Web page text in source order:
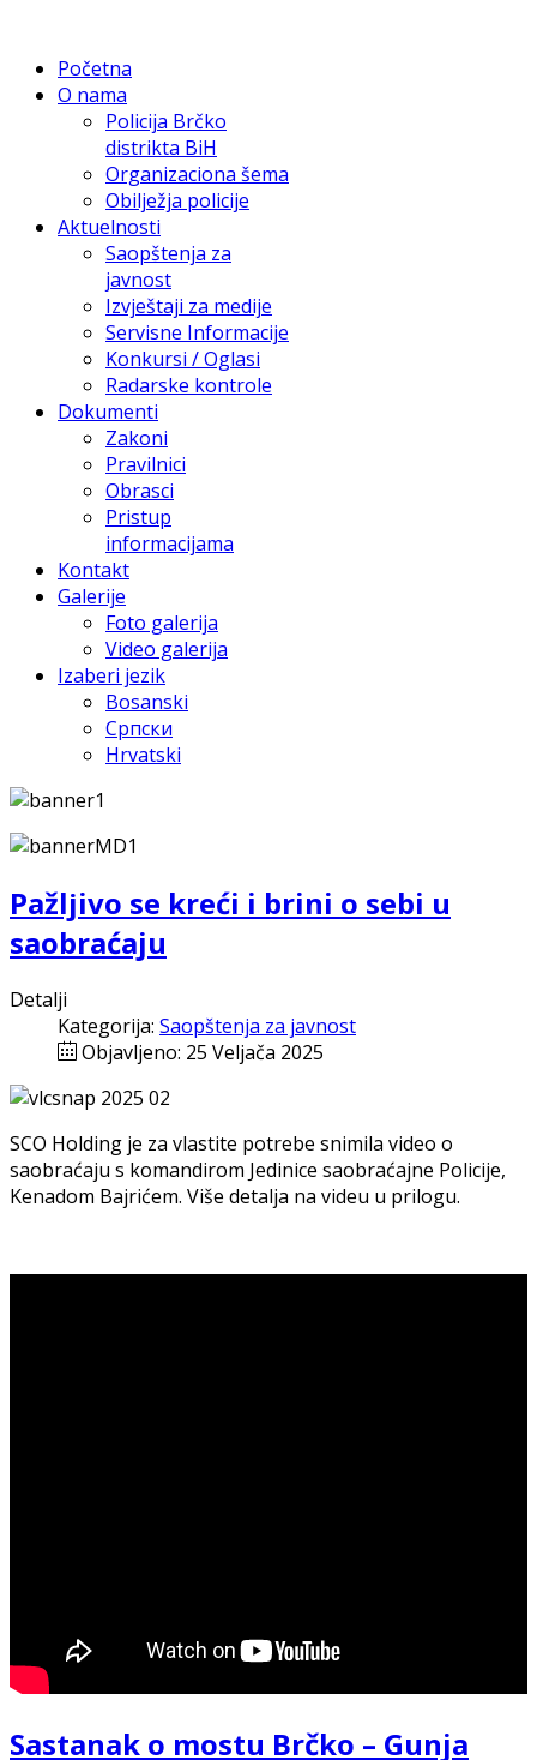
Početna
O nama
Policija Brčko
distrikta BiH
Organizaciona šema
Obilježja policije
Aktuelnosti
Saopštenja za
javnost
Izvještaji za medije
Servisne Informacije
Konkursi / Oglasi
Radarske kontrole
Dokumenti
Zakoni
Pravilnici
Obrasci
Pristup
informacijama
Kontakt
Galerije
Foto galerija
Video galerija
Izaberi jezik
Bosanski
Српски
Hrvatski
Pažlјivo se kreći i brini o sebi u
saobraćaju
Detalji
Kategorija: Saopštenja za javnost
Objavljeno: 25 Veljača 2025
SCO Holding je za vlastite potrebe snimila video o
saobraćaju s komandirom Jedinice saobraćajne Policije,
Kenadom Bajrićem. Više detalja na videu u prilogu.
Sastanak o mostu Brčko – Gunja